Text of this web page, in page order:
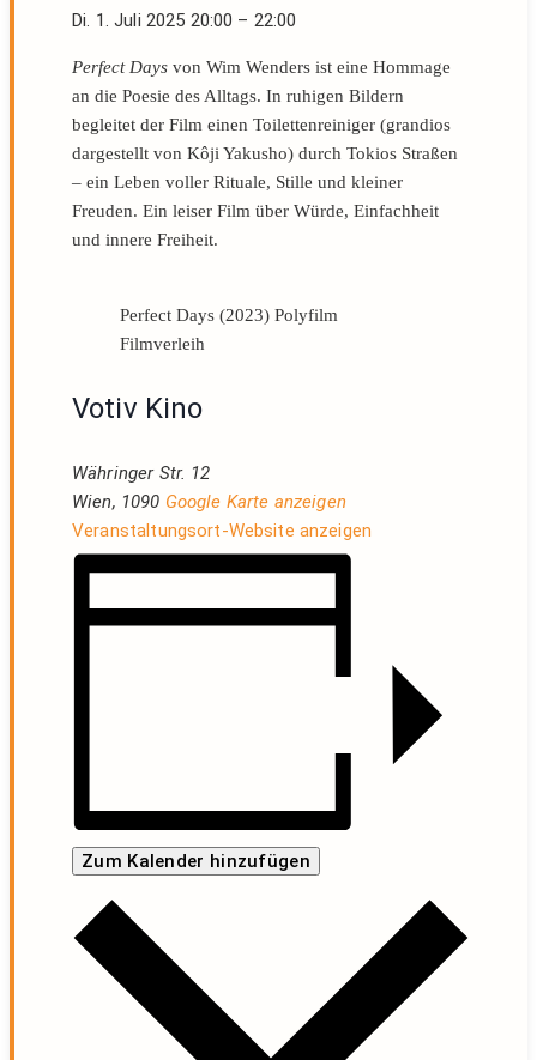
Di. 1. Juli 2025 20:00 – 22:00
Perfect Days von Wim Wenders ist eine Hommage
an die Poesie des Alltags. In ruhigen Bildern
begleitet der Film einen Toilettenreiniger (grandios
dargestellt von Kôji Yakusho) durch Tokios Straßen
– ein Leben voller Rituale, Stille und kleiner
Freuden. Ein leiser Film über Würde, Einfachheit
und innere Freiheit.
Perfect Days (2023) Polyfilm
Filmverleih
Votiv Kino
Währinger Str. 12
Wien, 1090 Google Karte anzeigen
Veranstaltungsort-Website anzeigen
Zum Kalender hinzufügen